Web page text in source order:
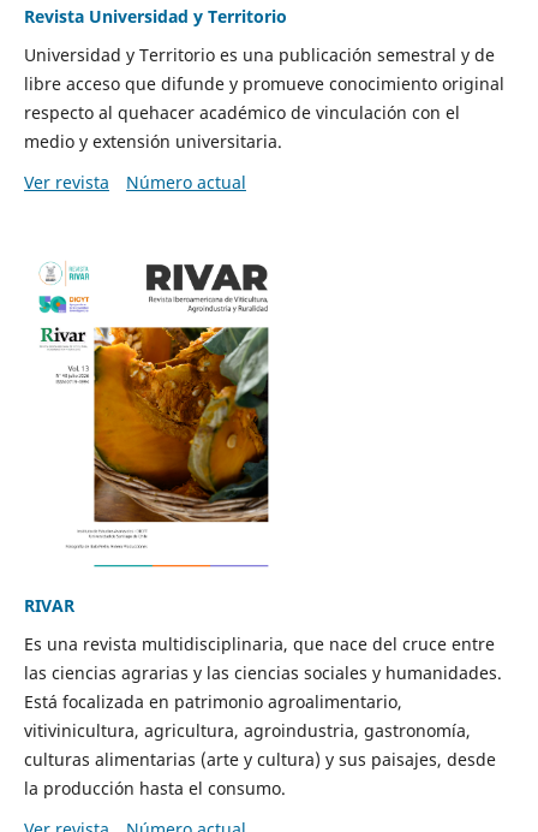
Revista Universidad y Territorio
Universidad y Territorio es una publicación semestral y de
libre acceso que difunde y promueve conocimiento original
respecto al quehacer académico de vinculación con el
medio y extensión universitaria.
Ver revista
Número actual
RIVAR
Es una revista multidisciplinaria, que nace del cruce entre
las ciencias agrarias y las ciencias sociales y humanidades.
Está focalizada en patrimonio agroalimentario,
vitivinicultura, agricultura, agroindustria, gastronomía,
culturas alimentarias (arte y cultura) y sus paisajes, desde
la producción hasta el consumo.